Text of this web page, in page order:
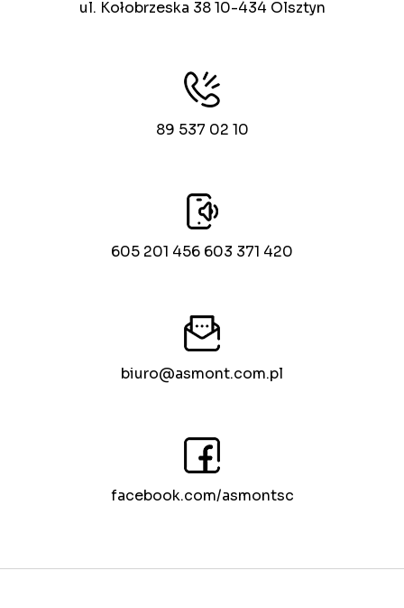
ul. Kołobrzeska 38 10-434 Olsztyn
89 537 02 10
605 201 456 603 371 420
biuro@asmont.com.pl
facebook.com/asmontsc